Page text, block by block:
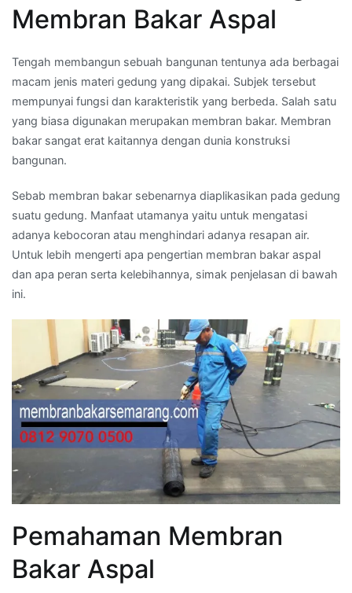
Membran Bakar Aspal
Tengah membangun sebuah bangunan tentunya ada berbagai
macam jenis materi gedung yang dipakai. Subjek tersebut
mempunyai fungsi dan karakteristik yang berbeda. Salah satu
yang biasa digunakan merupakan membran bakar. Membran
bakar sangat erat kaitannya dengan dunia konstruksi
bangunan.
Sebab membran bakar sebenarnya diaplikasikan pada gedung
suatu gedung. Manfaat utamanya yaitu untuk mengatasi
adanya kebocoran atau menghindari adanya resapan air.
Untuk lebih mengerti apa pengertian membran bakar aspal
dan apa peran serta kelebihannya, simak penjelasan di bawah
ini.
Pemahaman Membran
Bakar Aspal